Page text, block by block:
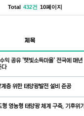
Total 432건 10페이지
제목
익 공유 '햇빛소득마을' 전국에 매년
다
층 위한 태양광발전 설비 준공
형 영농형 태양광 체계 구축, 기후위기